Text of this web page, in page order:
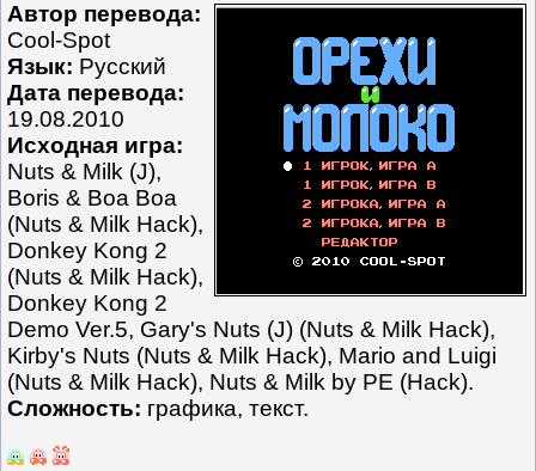
Автор перевода:
Cool-Spot
Язык: Русский
Дата перевода:
19.08.2010
Исходная игра:
Nuts & Milk (J),
Boris & Boa Boa
(Nuts & Milk Hack),
Donkey Kong 2
(Nuts & Milk Hack),
Donkey Kong 2
Demo Ver.5, Gary's Nuts (J) (Nuts & Milk Hack),
Kirby's Nuts (Nuts & Milk Hack), Mario and Luigi
(Nuts & Milk Hack), Nuts & Milk by PE (Hack).
Сложность: графика, текст.